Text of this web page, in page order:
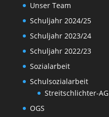
Unser Team
Schuljahr 2024/25
Schuljahr 2023/24
Schuljahr 2022/23
Sozialarbeit
Schulsozialarbeit
Streitschlichter-AG
OGS